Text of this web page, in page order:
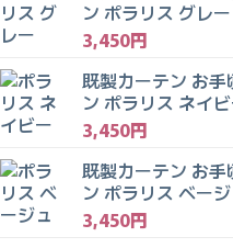
ン ポラリス グレー
3,450円
既製カーテン お
ン ポラリス ネイ
3,450円
既製カーテン お
ン ポラリス ベー
3,450円